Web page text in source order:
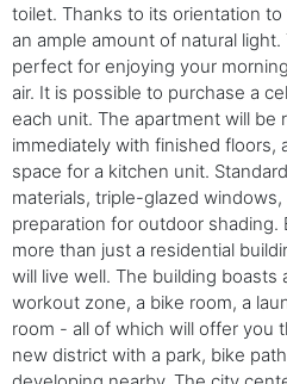
toilet. Thanks to its orientation
an ample amount of natural
perfect for enjoying your
air. It is possible to purchase a
each unit. The apartment will be
immediately with finished floors,
space for a kitchen unit.
materials, triple-glazed
preparation for outdoor shading.
more than just a residential
will live well. The building boasts
workout zone, a bike room, a
room - all of which will offer you
new district with a park, bike